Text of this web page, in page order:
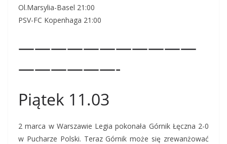
Ol.Marsylia-Basel 21:00
PSV-FC Kopenhaga 21:00
———————————
——————-
Piątek 11.03
2 marca w Warszawie Legia pokonała Górnik Łęczna 2-0
w Pucharze Polski. Teraz Górnik może się zrewanżować